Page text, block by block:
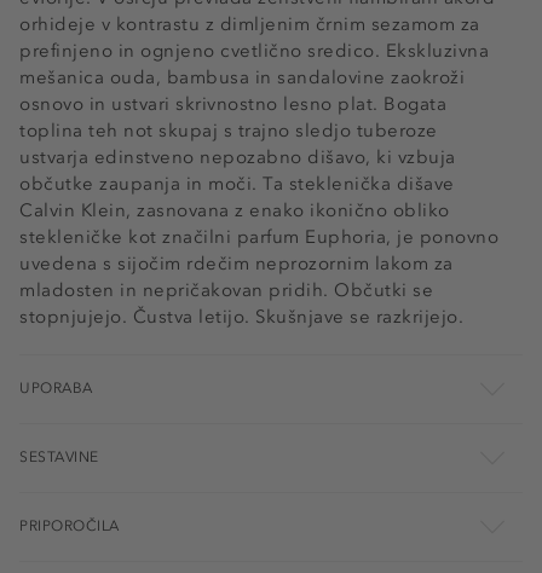
orhideje v kontrastu z dimljenim črnim sezamom za
prefinjeno in ognjeno cvetlično sredico. Ekskluzivna
mešanica ouda, bambusa in sandalovine zaokroži
osnovo in ustvari skrivnostno lesno plat. Bogata
toplina teh not skupaj s trajno sledjo tuberoze
ustvarja edinstveno nepozabno dišavo, ki vzbuja
občutke zaupanja in moči. Ta steklenička dišave
Calvin Klein, zasnovana z enako ikonično obliko
stekleničke kot značilni parfum Euphoria, je ponovno
uvedena s sijočim rdečim neprozornim lakom za
mladosten in nepričakovan pridih. Občutki se
stopnjujejo. Čustva letijo. Skušnjave se razkrijejo.
UPORABA
SESTAVINE
PRIPOROČILA